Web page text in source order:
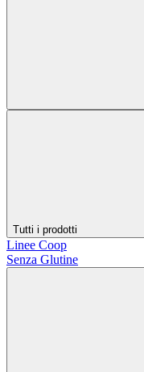
Tutti i prodotti
Linee Coop
Senza Glutine